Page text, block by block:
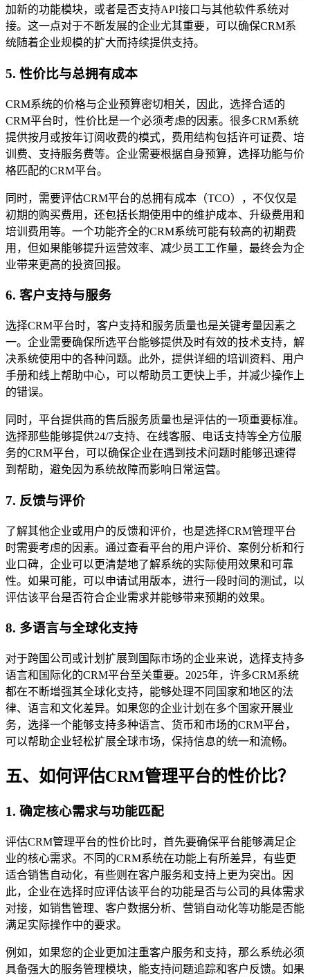
加新的功能模块，或者是否支持API接口与其他软件系统对
接。这一点对于不断发展的企业尤其重要，可以确保CRM系
统随着企业规模的扩大而持续提供支持。
5. 性价比与总拥有成本
CRM系统的价格与企业预算密切相关，因此，选择合适的
CRM平台时，性价比是一个必须考虑的因素。很多CRM系统
提供按月或按年订阅收费的模式，费用结构包括许可证费、培
训费、支持服务费等。企业需要根据自身预算，选择功能与价
格匹配的CRM平台。
同时，需要评估CRM平台的总拥有成本（TCO），不仅仅是
初期的购买费用，还包括长期使用中的维护成本、升级费用和
培训费用等。一个功能齐全的CRM系统可能有较高的初期费
用，但如果能够提升运营效率、减少员工工作量，最终会为企
业带来更高的投资回报。
6. 客户支持与服务
选择CRM平台时，客户支持和服务质量也是关键考量因素之
一。企业需要确保所选平台能够提供及时有效的技术支持，解
决系统使用中的各种问题。此外，提供详细的培训资料、用户
手册和线上帮助中心，可以帮助员工更快上手，并减少操作上
的错误。
同时，平台提供商的售后服务质量也是评估的一项重要标准。
选择那些能够提供24/7支持、在线客服、电话支持等全方位服
务的CRM平台，可以确保企业在遇到技术问题时能够迅速得
到帮助，避免因为系统故障而影响日常运营。
7. 反馈与评价
了解其他企业或用户的反馈和评价，也是选择CRM管理平台
时需要考虑的因素。通过查看平台的用户评价、案例分析和行
业口碑，企业可以更清楚地了解系统的实际使用效果和可靠
性。如果可能，可以申请试用版本，进行一段时间的测试，以
评估该平台是否符合企业需求并能够带来预期的效果。
8. 多语言与全球化支持
对于跨国公司或计划扩展到国际市场的企业来说，选择支持多
语言和国际化的CRM平台至关重要。2025年，许多CRM系统
都在不断增强其全球化支持，能够处理不同国家和地区的法
律、语言和文化差异。如果您的企业计划在多个国家开展业
务，选择一个能够支持多种语言、货币和市场的CRM平台，
可以帮助企业轻松扩展全球市场，保持信息的统一和流畅。
五、如何评估CRM管理平台的性价比？
1. 确定核心需求与功能匹配
评估CRM管理平台的性价比时，首先要确保平台能够满足企
业的核心需求。不同的CRM系统在功能上有所差异，有些更
适合销售自动化，有些则在客户服务和支持上更为突出。因
此，企业在选择时应评估该平台的功能是否与公司的具体需求
对接，如销售管理、客户数据分析、营销自动化等功能是否能
满足实际操作中的要求。
例如，如果您的企业更加注重客户服务和支持，那么系统必须
具备强大的服务管理模块，能支持问题追踪和客户反馈。如果